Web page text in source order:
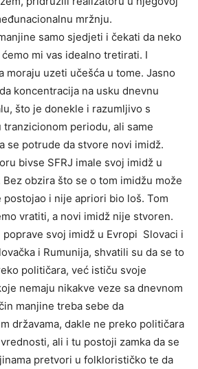
mržnju.
samo sjedjeti i čekati da neko
mi vas idealno tretirati. I
moraju uzeti učešća u tome. Jasno
koncentracija na usku dnevnu
što je donekle i razumljivo s
periodu, ali same
se potrude da stvore novi imidž.
bivse SFRJ imale svoj imidž u
obzira što se o tom imidžu može
i nije apriori bio loš. Tom
vratiti, a novi imidž nije stvoren.
poprave svoj imidž u Evropi Slovaci i
i Rumunija, shvatili su da se to
političara, već ističu svoje
nemaju nikakve veze sa dnevnom
manjine treba sebe da
državama, dakle ne preko političara
, ali i tu postoji zamka da se
pretvori u folklorističko te da